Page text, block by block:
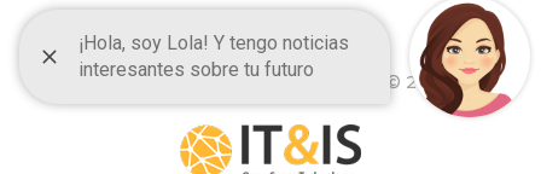
Frases y Citas CélebresCopyright © 2026.